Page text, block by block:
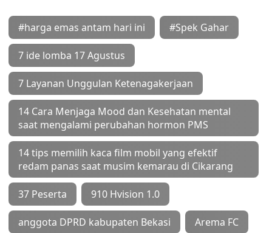
#harga emas antam hari ini #Spek Gahar
7 ide lomba 17 Agustus
7 Layanan Unggulan Ketenagakerjaan
14 Cara Menjaga Mood dan Kesehatan mental
saat mengalami perubahan hormon PMS
14 tips memilih kaca film mobil yang efektif
redam panas saat musim kemarau di Cikarang
37 Peserta 910 Hvision 1.0
anggota DPRD kabupaten Bekasi Arema FC